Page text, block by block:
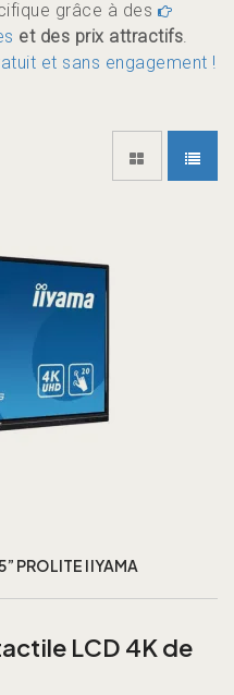
grâce à des
et des prix attractifs.
et sans engagement !
PROLITE IIYAMA
LCD 4K de